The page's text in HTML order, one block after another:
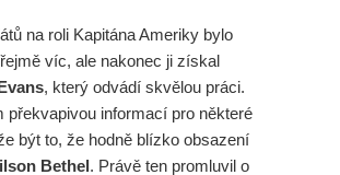
na roli Kapitána Ameriky bylo
víc, ale nakonec ji získal
, který odvádí skvělou práci.
překvapivou informací pro některé
být to, že hodně blízko obsazení
Bethel. Právě ten promluvil o